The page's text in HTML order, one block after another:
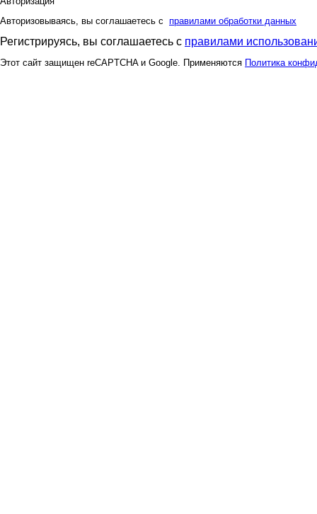
Авторизовываясь, вы соглашаетесь с правилами обработки данных
Регистрируясь, вы соглашаетесь с правилами
Этот сайт защищен reCAPTCHA и Google. Применяются Политика